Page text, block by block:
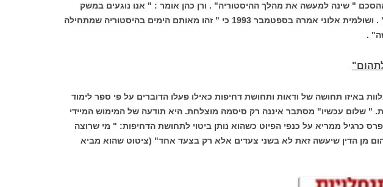
" שינה למעשה את מהלך ההיסטוריה" . ורן כהן אומר : " אנו נוגעים במשק
כנפי ההיסטוריה" . ושולמית אלוני אמרה בספטמבר 1993 כי " זהו מאותם הימים בהיסטוריה שמתחילה
.
באיזו תחושה של ודאות ותחושת דחיפות כאילו פעלו הדוברים על פי ספר לימוד
" שלום עכשיו" מסתבר איננה רק סיסמה מוצלחת. היא תודעה של המימוש המיידי
כרגיל ממריא על כנפי הפיוט כשהוא נותן ביטוי לתחושת הדחיפות: " מי שרוצה
מן הדין שיעשה זאת לא בשני צעדים אלא רק בצעד אחד" (ציטוט שהוא מביא